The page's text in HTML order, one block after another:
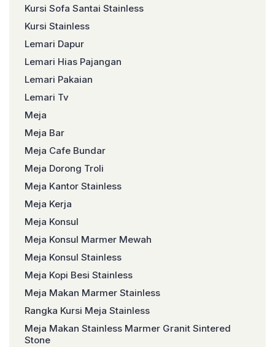
Kursi Sofa Santai Stainless
Kursi Stainless
Lemari Dapur
Lemari Hias Pajangan
Lemari Pakaian
Lemari Tv
Meja
Meja Bar
Meja Cafe Bundar
Meja Dorong Troli
Meja Kantor Stainless
Meja Kerja
Meja Konsul
Meja Konsul Marmer Mewah
Meja Konsul Stainless
Meja Kopi Besi Stainless
Meja Makan Marmer Stainless
Rangka Kursi Meja Stainless
Meja Makan Stainless Marmer Granit Sintered
Stone